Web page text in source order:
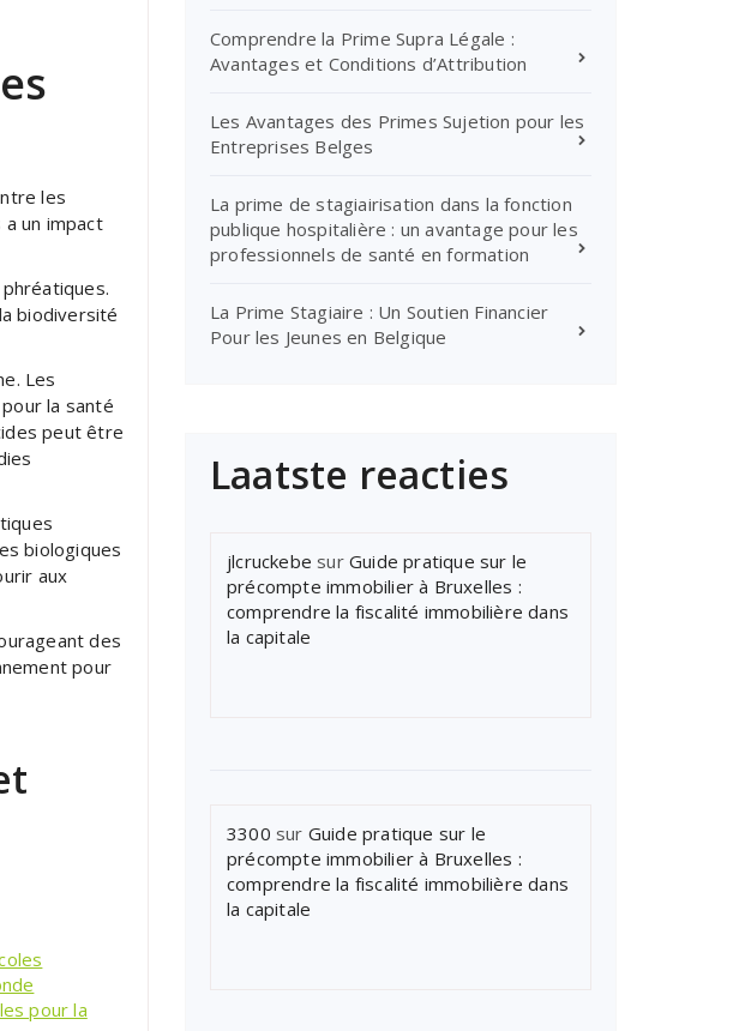
les
un impact
biodiversité
Les
la santé
peut être
biologiques
aux
des
pour
pour la
Comprendre la Prime Supra Légale :
Avantages et Conditions d’Attribution
Les Avantages des Primes Sujetion pour les
Entreprises Belges
La prime de stagiairisation dans la fonction
publique hospitalière : un avantage pour les
professionnels de santé en formation
La Prime Stagiaire : Un Soutien Financier
Pour les Jeunes en Belgique
Laatste reacties
jlcruckebe sur Guide pratique sur le
précompte immobilier à Bruxelles :
comprendre la fiscalité immobilière dans
la capitale
3300 sur Guide pratique sur le
précompte immobilier à Bruxelles :
comprendre la fiscalité immobilière dans
la capitale